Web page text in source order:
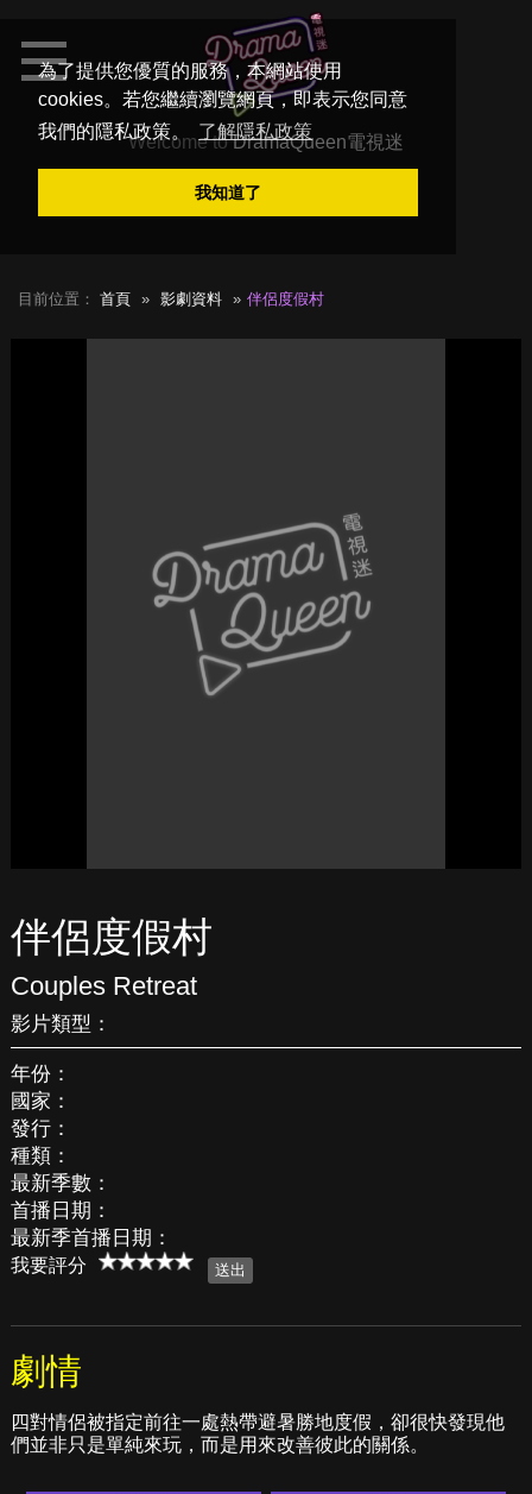
為了提供您優質的服務，本網站使用
cookies。若您繼續瀏覽網頁，即表示您同意
我們的隱私政策。
了解隱私政策
我知道了
Welcome toDramaQueen電視迷
目前位置： 首頁 影劇資料 伴侶度假村
伴侶度假村
Couples Retreat
影片類型：
年份：
國家：
發行：
種類：
最新季數：
首播日期：
最新季首播日期：
我要評分
劇情
四對情侶被指定前往一處熱帶避暑勝地度假，卻很快發現他
們並非只是單純來玩，而是用來改善彼此的關係。